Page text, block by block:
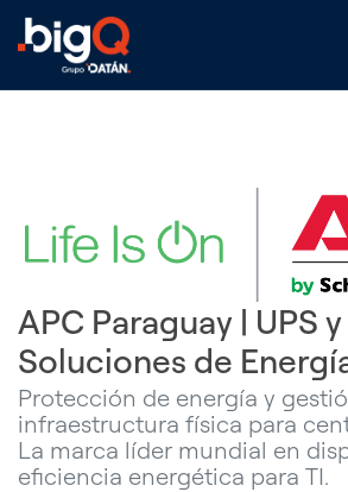
APC Paraguay | UPS y
Soluciones de
Protección de energía y
infraestructura física para
La marca líder mundial en
eficiencia energética para TI.